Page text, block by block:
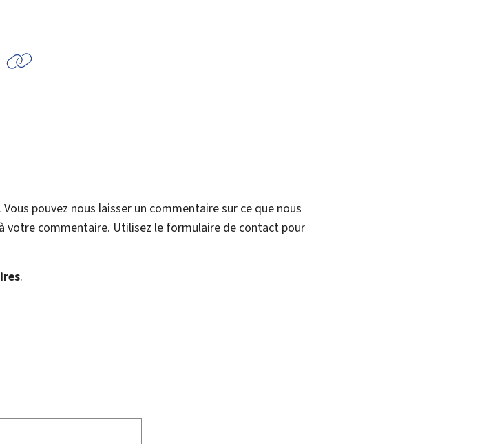
pouvez nous laisser un commentaire sur ce que nous
votre commentaire. Utilisez le formulaire de contact pour
.